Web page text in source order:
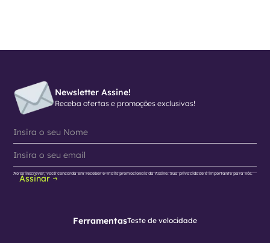
Newsletter Assine!
Receba ofertas e promoções exclusivas!
Assinar
Ao se inscrever, você concorda em receber e-mails promocionais da Assine. Sua privacidade é importante para nós.
FerramentasTeste de velocidade